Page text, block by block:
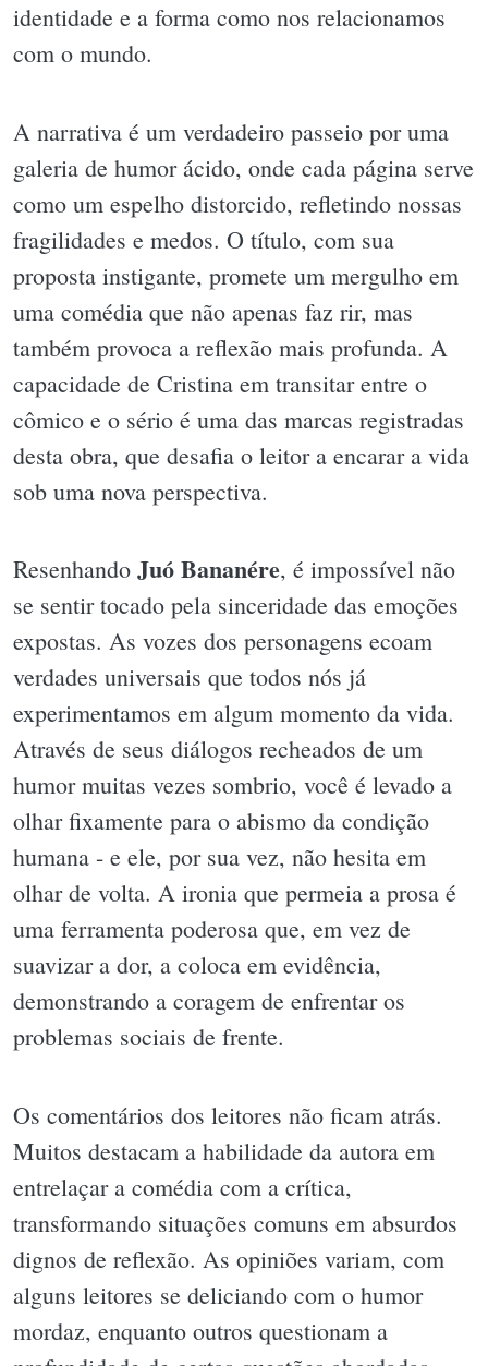
identidade e a forma como nos relacionamos
com o mundo.
A narrativa é um verdadeiro passeio por uma
galeria de humor ácido, onde cada página serve
como um espelho distorcido, refletindo nossas
fragilidades e medos. O título, com sua
proposta instigante, promete um mergulho em
uma comédia que não apenas faz rir, mas
também provoca a reflexão mais profunda. A
capacidade de Cristina em transitar entre o
cômico e o sério é uma das marcas registradas
desta obra, que desafia o leitor a encarar a vida
sob uma nova perspectiva.
Resenhando Juó Bananére, é impossível não
se sentir tocado pela sinceridade das emoções
expostas. As vozes dos personagens ecoam
verdades universais que todos nós já
experimentamos em algum momento da vida.
Através de seus diálogos recheados de um
humor muitas vezes sombrio, você é levado a
olhar fixamente para o abismo da condição
humana - e ele, por sua vez, não hesita em
olhar de volta. A ironia que permeia a prosa é
uma ferramenta poderosa que, em vez de
suavizar a dor, a coloca em evidência,
demonstrando a coragem de enfrentar os
problemas sociais de frente.
Os comentários dos leitores não ficam atrás.
Muitos destacam a habilidade da autora em
entrelaçar a comédia com a crítica,
transformando situações comuns em absurdos
dignos de reflexão. As opiniões variam, com
alguns leitores se deliciando com o humor
mordaz, enquanto outros questionam a